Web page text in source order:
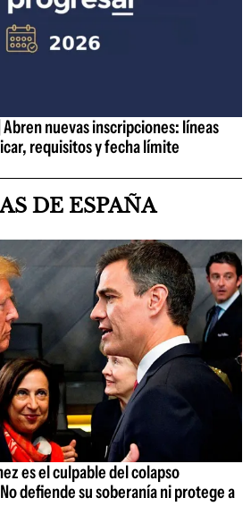
Abren nuevas inscripciones: líneas
requisitos y fecha límite
DE ESPAÑA
es el culpable del colapso
defiende su soberanía ni protege a